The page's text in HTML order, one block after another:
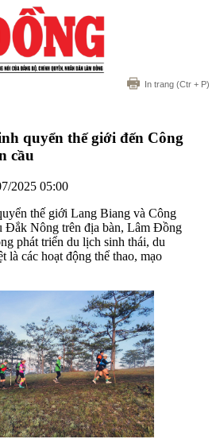
In trang (Ctr + P)
quyển thế giới đến Công
cầu
2025 05:00
thế giới Lang Biang và Công
Đắk Nông trên địa bàn, Lâm Đồng
phát triển du lịch sinh thái, du
là các hoạt động thể thao, mạo